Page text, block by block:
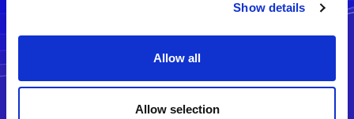
Show details
Allow all
Allow selection